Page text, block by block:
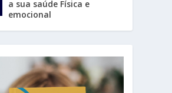
a sua saúde Física e
emocional